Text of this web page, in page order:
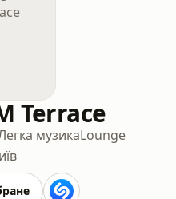
Terrace
музикаLounge